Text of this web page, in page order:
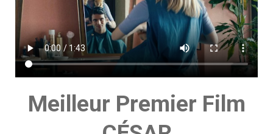
Meilleur Premier Film